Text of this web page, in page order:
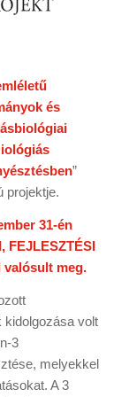
és
”
projektje.
31-én
FEJLESZTÉSI
valósult meg.
kidolgozása volt
3
melyekkel
A 3